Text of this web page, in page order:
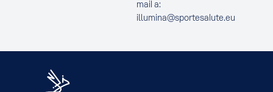
mail a:
illumina@sportesalute.eu